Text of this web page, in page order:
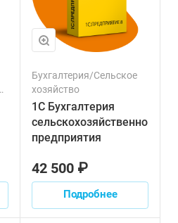
Бухгалтерия/Сельское
хозяйство
1С Бухгалтерия
сельскохозяйственного
предприятия
42 500 ₽
Подробнее